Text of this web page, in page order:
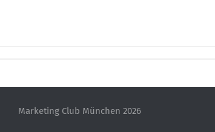
Marketing Club München 2026